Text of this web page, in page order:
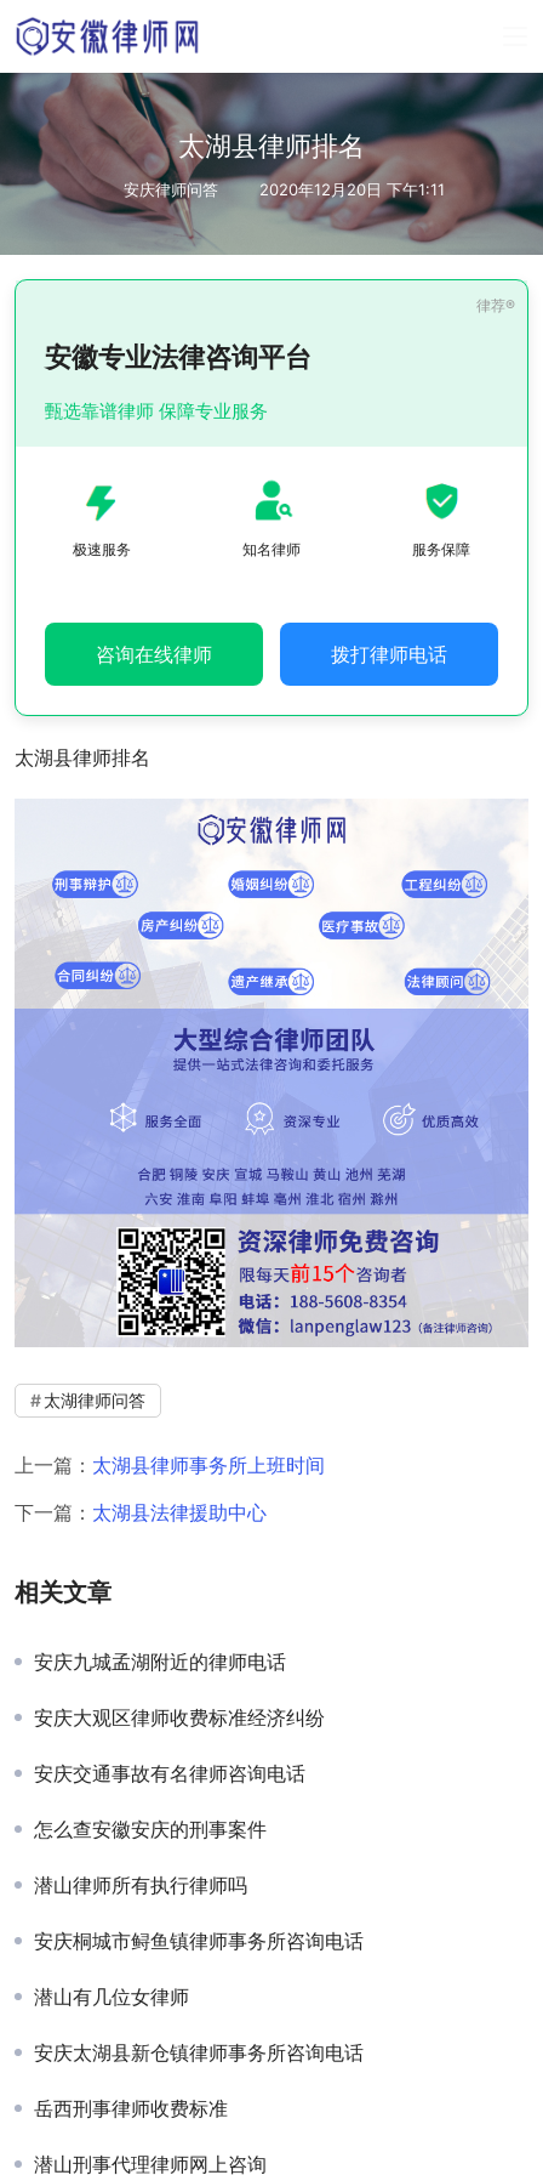
太湖县律师排名
安庆律师问答 2020年12月20日 下午1:11
安徽专业法律咨询平台
甄选靠谱律师 保障专业服务
极速服务 知名律师 服务保障
咨询在线律师 拨打律师电话
太湖县律师排名
太湖律师问答
上一篇： 太湖县律师事务所上班时间
下一篇： 太湖县法律援助中心
相关文章
安庆九城孟湖附近的律师电话
安庆大观区律师收费标准经济纠纷
安庆交通事故有名律师咨询电话
怎么查安徽安庆的刑事案件
潜山律师所有执行律师吗
安庆桐城市鲟鱼镇律师事务所咨询电话
潜山有几位女律师
安庆太湖县新仓镇律师事务所咨询电话
岳西刑事律师收费标准
潜山刑事代理律师网上咨询